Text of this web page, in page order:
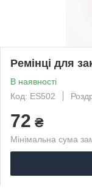
Ремінці для
В наявності
Код: ES502
72 ₴
Мінімальна сума